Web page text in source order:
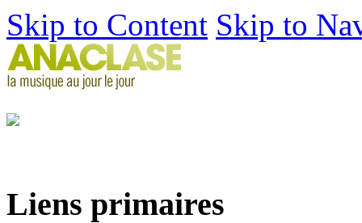
Skip to Content Skip to
Liens primaires